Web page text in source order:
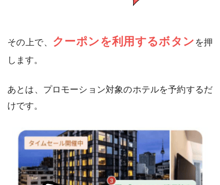
その上で、 クーポンを利用するボタン を押
します。
あとは、プロモーション対象のホテルを予約するだ
けです。